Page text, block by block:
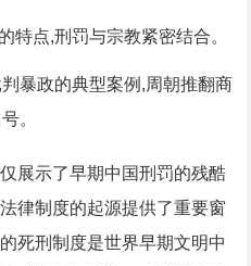
特点,刑罚与宗教紧密结合。
暴政的典型案例,周朝推翻商
。
展示了早期中国刑罚的残酷
律制度的起源提供了重要窗
死刑制度是世界早期文明中